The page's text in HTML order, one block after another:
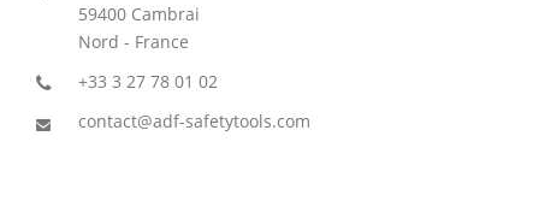
59400 Cambrai
Nord - France
+33 3 27 78 01 02
contact@adf-safetytools.com